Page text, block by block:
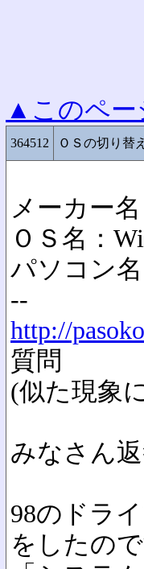
▲このペー
364512 ＯＳの切り替
メーカー
ＯＳ名：
パソコン
--
http://
質問
(似た現象
みなさん
98のドラ
をしたので